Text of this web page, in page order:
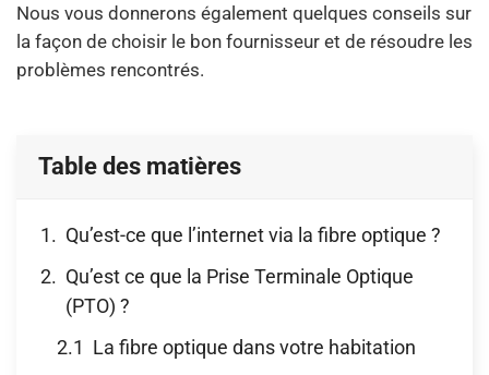
Nous vous donnerons également quelques conseils sur
la façon de choisir le bon fournisseur et de résoudre les
problèmes rencontrés.
Table des matières
Qu’est-ce que l’internet via la fibre optique ?
Qu’est ce que la Prise Terminale Optique
(PTO) ?
La fibre optique dans votre habitation